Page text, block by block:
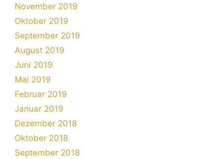
November 2019
Oktober 2019
September 2019
August 2019
Juni 2019
Mai 2019
Februar 2019
Januar 2019
Dezember 2018
Oktober 2018
September 2018